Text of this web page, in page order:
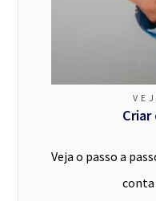
Criar
Veja o passo a
conta